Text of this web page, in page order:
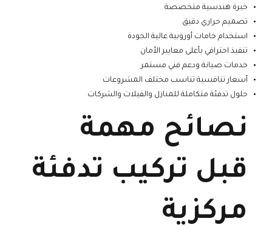
خبرة هندسية متخصصة
تصميم حراري دقيق
استخدام خامات أوروبية عالية الجودة
تنفيذ احترافي بأعلى معايير الأمان
خدمات صيانة ودعم فني مستمر
أسعار تنافسية تناسب مختلف المشروعات
حلول تدفئة متكاملة للمنازل والفيلات والشركات
نصائح مهمة
قبل تركيب تدفئة
مركزية